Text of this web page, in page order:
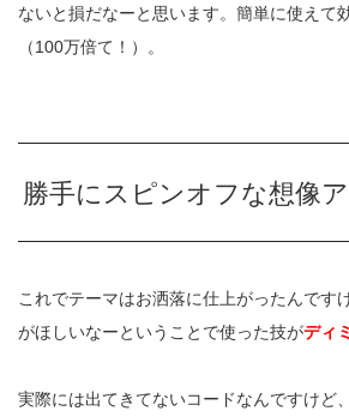
ないと損だなーと思います。簡単に使えて
（100万倍て！）。
勝手にスピンオフな想像
これでテーマはお洒落に仕上がったんです
がほしいなーということで使った技がディ
実際には出てきてないコードなんですけど